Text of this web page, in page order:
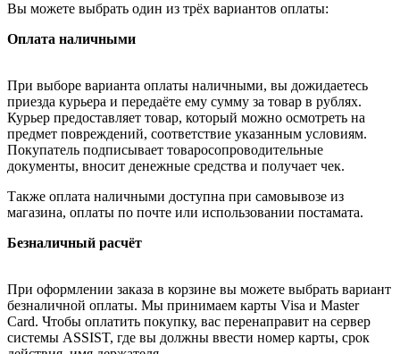
Вы можете выбрать один из трёх вариантов оплаты:
Оплата наличными
При выборе варианта оплаты наличными, вы дожидаетесь
приезда курьера и передаёте ему сумму за товар в рублях.
Курьер предоставляет товар, который можно осмотреть на
предмет повреждений, соответствие указанным условиям.
Покупатель подписывает товаросопроводительные
документы, вносит денежные средства и получает чек.
Также оплата наличными доступна при самовывозе из
магазина, оплаты по почте или использовании постамата.
Безналичный расчёт
При оформлении заказа в корзине вы можете выбрать вариант
безналичной оплаты. Мы принимаем карты Visa и Master
Card. Чтобы оплатить покупку, вас перенаправит на сервер
системы ASSIST, где вы должны ввести номер карты, срок